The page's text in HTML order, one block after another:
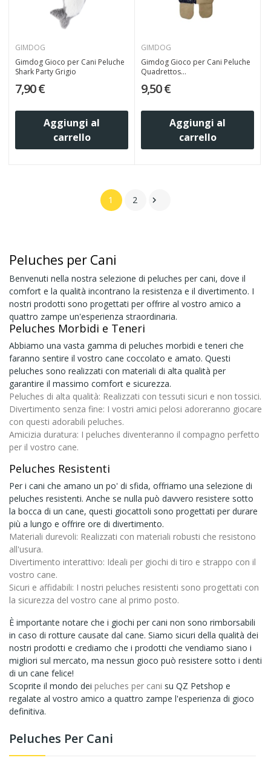
Peluches Per Cani
GIMDOG
Gimdog Gioco per Cani Peluche
Shark Party Grigio
7,90 €
Aggiungi al
carrello
GIMDOG
Gimdog Gioco per Cani Peluche
Quadrettos...
9,50 €
Aggiungi al
carrello
1 2 
Peluches per Cani
Benvenuti nella nostra selezione di peluches per cani, dove il
comfort e la qualità incontrano la resistenza e il divertimento. I
nostri prodotti sono progettati per offrire al vostro amico a
quattro zampe un'esperienza straordinaria.
Peluches Morbidi e Teneri
Abbiamo una vasta gamma di peluches morbidi e teneri che
faranno sentire il vostro cane coccolato e amato. Questi
peluches sono realizzati con materiali di alta qualità per
garantire il massimo comfort e sicurezza.
Peluches di alta qualità: Realizzati con tessuti sicuri e non tossici.
Divertimento senza fine: I vostri amici pelosi adoreranno giocare
con questi adorabili peluches.
Amicizia duratura: I peluches diventeranno il compagno perfetto
per il vostro cane.
Peluches Resistenti
Per i cani che amano un po' di sfida, offriamo una selezione di
peluches resistenti. Anche se nulla può davvero resistere sotto
la bocca di un cane, questi giocattoli sono progettati per durare
più a lungo e offrire ore di divertimento.
Materiali durevoli: Realizzati con materiali robusti che resistono
all'usura.
Divertimento interattivo: Ideali per giochi di tiro e strappo con il
vostro cane.
Sicuri e affidabili: I nostri peluches resistenti sono progettati con
la sicurezza del vostro cane al primo posto.
È importante notare che i giochi per cani non sono rimborsabili
in caso di rotture causate dal cane. Siamo sicuri della qualità dei
nostri prodotti e crediamo che i prodotti che vendiamo siano i
migliori sul mercato, ma nessun gioco può resistere sotto i denti
di un cane felice!
Scoprite il mondo dei peluches per cani su QZ Petshop e
regalate al vostro amico a quattro zampe l'esperienza di gioco
definitiva.